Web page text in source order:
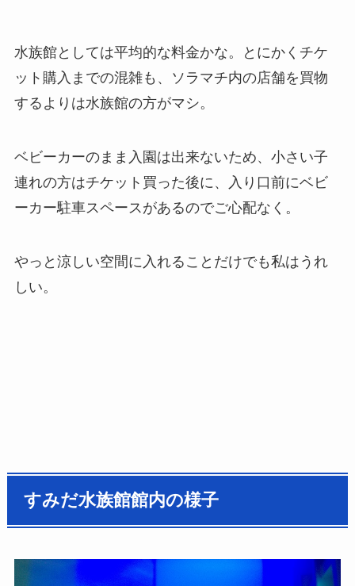
水族館としては平均的な料金かな。とにかくチケ
ット購入までの混雑も、ソラマチ内の店舗を買物
するよりは水族館の方がマシ。
ベビーカーのまま入園は出来ないため、小さい子
連れの方はチケット買った後に、入り口前にベビ
ーカー駐車スペースがあるのでご心配なく。
やっと涼しい空間に入れることだけでも私はうれ
しい。
すみだ水族館館内の様子